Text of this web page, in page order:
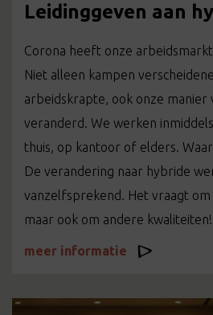
Leidinggeven aan
Corona heeft onze
Niet alleen kampen
arbeidskrapte, ook onze manier
veranderd. We werken
thuis, op kantoor of elders.
De verandering naar hybride
vanzelfsprekend. Het vraagt
maar ook om andere kwaliteiten!
meer informatie